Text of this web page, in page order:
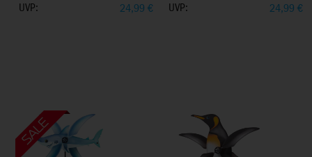
UVP: 24,99 € UVP: 24,99 €